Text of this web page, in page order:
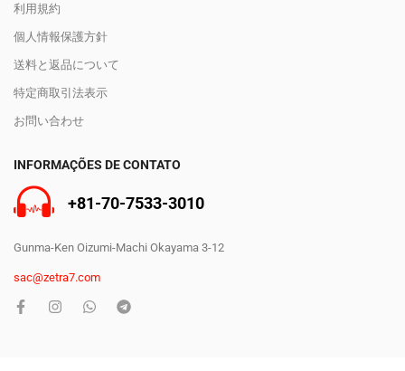
利用規約
個人情報保護方針
送料と返品について
特定商取引法表示
お問い合わせ
INFORMAÇÕES DE CONTATO
+81-70-7533-3010
Gunma-Ken Oizumi-Machi Okayama 3-12
sac@zetra7.com